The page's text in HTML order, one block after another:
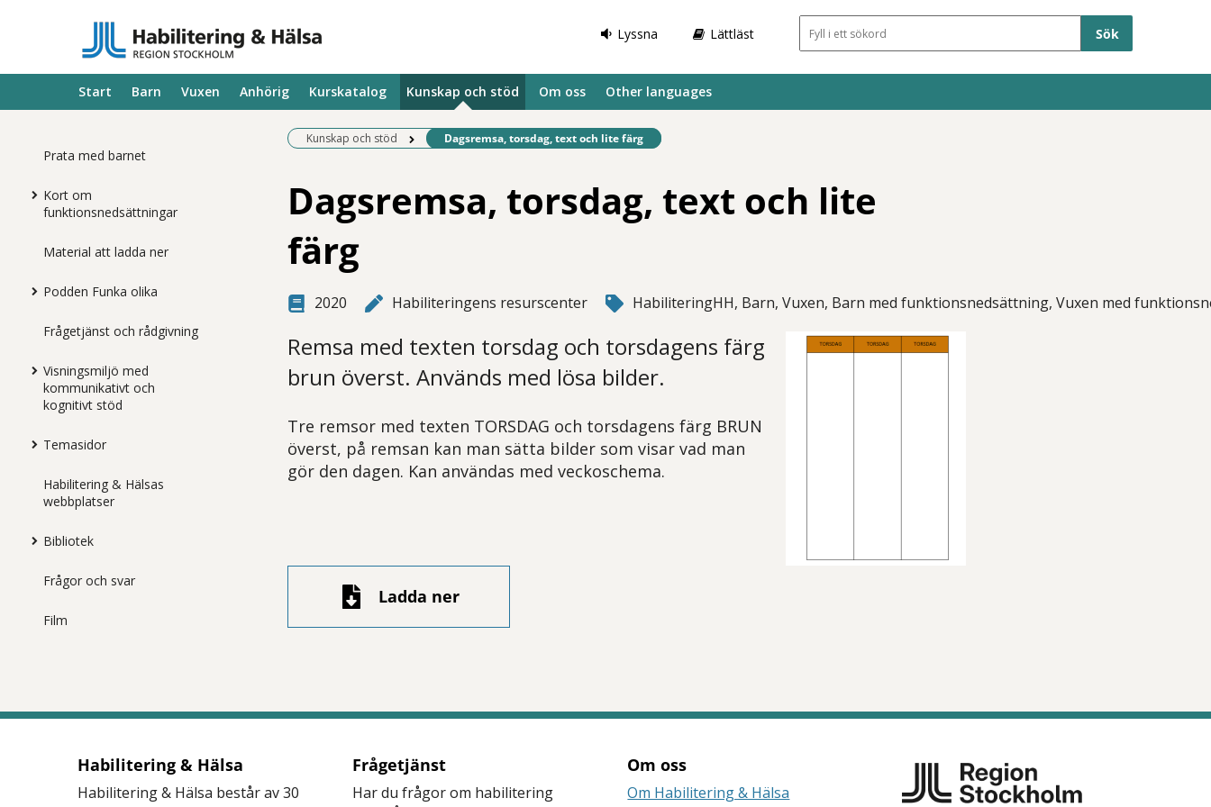
Lyssna Lättläst Sökfält
Start Barn Vuxen Anhörig Kurskatalog Kunskap och stöd Om oss Other languages
Prata med barnet
Kort om
funktionsnedsättningar
Material att ladda ner
Podden Funka olika
Frågetjänst och rådgivning
Visningsmiljö med
kommunikativt och
kognitivt stöd
Temasidor
Habilitering & Hälsas
webbplatser
Bibliotek
Frågor och svar
Film
Kunskap och stöd Befintlig sida:
Dagsremsa, torsdag, text och lite färg
Dagsremsa, torsdag, text och lite
färg
2020 Habiliteringens resurscenter HabiliteringHH, Barn, Vuxen, Barn med funktionsnedsättning, Vuxen med
Remsa med texten torsdag och torsdagens färg
brun överst. Används med lösa bilder.
Tre remsor med texten TORSDAG och torsdagens färg BRUN
överst, på remsan kan man sätta bilder som visar vad man
gör den dagen. Kan användas med veckoschema.
Ladda ner
Habilitering & Hälsa
Habilitering & Hälsa består av 30
Frågetjänst
Har du frågor om habilitering
Om oss
Om Habilitering & Hälsa